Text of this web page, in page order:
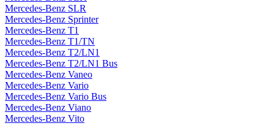
Mercedes-Benz SLR
Mercedes-Benz Sprinter
Mercedes-Benz T1
Mercedes-Benz T1/TN
Mercedes-Benz T2/LN1
Mercedes-Benz T2/LN1 Bus
Mercedes-Benz Vaneo
Mercedes-Benz Vario
Mercedes-Benz Vario Bus
Mercedes-Benz Viano
Mercedes-Benz Vito